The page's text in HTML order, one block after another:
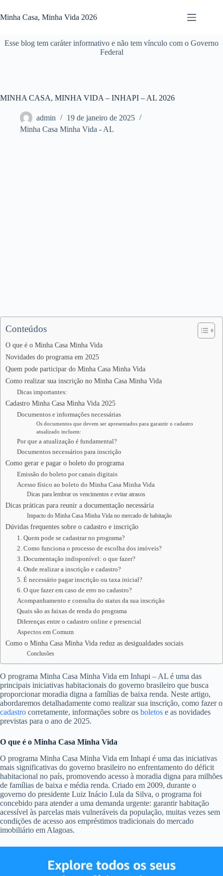
para
o
Minha Casa, Minha Vida 2026
Esse blog tem caráter informativo e não tem vínculo com o Governo
Federal
MINHA CASA, MINHA VIDA – INHAPI – AL 2026
admin
19 de janeiro de 2025
Minha Casa Minha Vida - AL
Conteúdos
O que é o Minha Casa Minha Vida
Novidades do programa em 2025
Quem pode participar do Minha Casa Minha Vida
Como realizar sua inscrição no Minha Casa Minha Vida
Dicas importantes:
Cadastro Minha Casa Minha Vida 2025
Documentos e informações necessárias
Os documentos que devem ser apresentados para garantir o cadastro
atualizado incluem:
Por que a atualização é fundamental?
Documentos necessários para inscrição
Como gerar e pagar o boleto do programa
Emissão do boleto por canais digitais
Acesso físico ao boleto do Minha Casa Minha Vida
Dicas para lembrar os vencimentos e evitar atrasos
Dicas práticas para reunir a documentação necessária
Impacto do Minha Casa Minha Vida no mercado de habitação
Dúvidas frequentes sobre o cadastro e inscrição
1. Quem pode se cadastrar no programa?
2. Como funciona o processo de escolha dos imóveis?
3. Documentação indisponível: o que fazer?
4. Onde realizar a inscrição e cadastro?
5. É necessário pagar inscrição ou taxa inicial?
6. O que fazer em caso de erro no cadastro?
Acompanhamento e consulta do status da sua inscrição
Quais são as faixas de renda do programa
Diferenças entre o cadastro online e presencial
Aspectos em Comum
Como o Minha Casa Minha Vida reduz as desigualdades sociais
Conclusões
O programa Minha Casa Minha Vida em Inhapi – AL é uma das
principais iniciativas habitacionais do governo brasileiro que busca
proporcionar moradia digna a famílias de baixa renda. Neste artigo,
abordaremos detalhadamente como realizar sua inscrição, como fazer o
cadastro corretamente, informações sobre os boletos e as novidades
previstas para o ano de 2025.
O que é o Minha Casa Minha Vida
O programa Minha Casa Minha Vida em Inhapi é uma das iniciativas
mais significativas do governo brasileiro no enfrentamento do déficit
habitacional no país, promovendo acesso à moradia digna para milhões
de famílias de baixa e média renda. Criado em 2009, durante o
governo do presidente Luiz Inácio Lula da Silva, o programa foi
concebido para atender a uma demanda urgente: garantir habitação
acessível às parcelas mais vulneráveis da população, muitas vezes sem
condições de acesso aos empréstimos tradicionais do mercado
imobiliário em Alagoas.